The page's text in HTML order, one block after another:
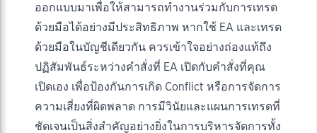
ออกแบบมาเพื่อให้สามารถทำงานร่วมกับการเทรด
ด้วยมือได้อย่างมีประสิทธิภาพ หากใช้ EA และเทรด
ด้วยมือในบัญชีเดียวกัน ควรเข้าใจอย่างถ่องแท้ถึง
ปฏิสัมพันธ์ระหว่างคำสั่งที่ EA เปิดกับคำสั่งที่คุณ
เปิดเอง เพื่อป้องกันการเกิด Conflict หรือการจัดการ
ความเสี่ยงที่ผิดพลาด การมีวินัยและแผนการเทรดที่
ชัดเจนเป็นสิ่งสำคัญอย่างยิ่งในการบริหารจัดการทั้ง